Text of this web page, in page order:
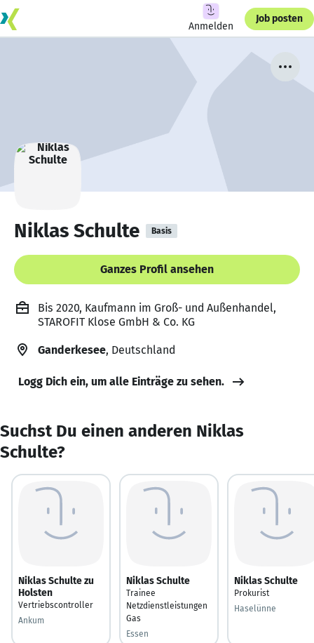
Anmelden
Job posten
Niklas Schulte Basis
Ganzes Profil ansehen
Bis 2020, Kaufmann im Groß- und Außenhandel,
STAROFIT Klose GmbH & Co. KG
Ganderkesee, Deutschland
Logg Dich ein, um alle Einträge zu sehen.
Suchst Du einen anderen Niklas
Schulte?
Niklas Schulte zu
Holsten
Vertriebscontroller
Ankum
Niklas Schulte
Trainee
Netzdienstleistungen
Gas
Essen
Niklas Schulte
Prokurist
Haselünne